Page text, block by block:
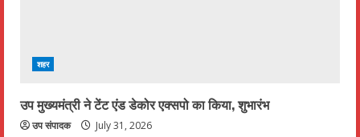
शहर
उप मुख्यमंत्री ने टेंट एंड डेकोर एक्सपो का किया, शुभारंभ
उप संपादक July 31, 2026